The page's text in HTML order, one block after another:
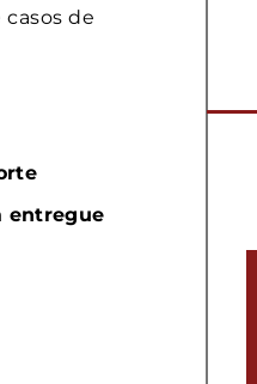
de
entregue